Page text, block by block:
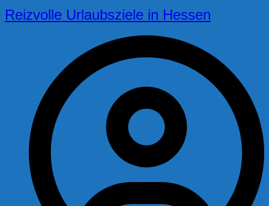
Reizvolle Urlaubsziele in Hessen